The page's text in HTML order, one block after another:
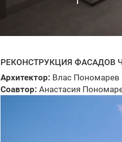
РЕКОНСТРУКЦИЯ ФАСАДОВ
Архитектор: Влас Пономарев
Соавтор:Анастасия